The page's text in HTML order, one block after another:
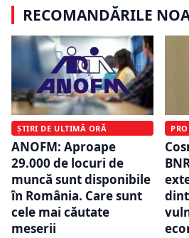
RECOMANDĂRILE
ȘTIRI DE ULTIMĂ ORĂ
ANOFM: Aproape
29.000 de locuri de
muncă sunt disponibile
în România. Care sunt
cele mai căutate
meserii